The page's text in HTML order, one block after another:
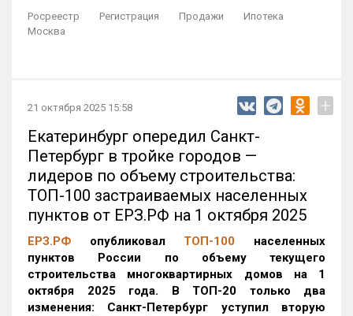
Росреестр Регистрация Продажи
Ипотека
Москва
21 октября 2025 15:58 +
Екатеринбург опередил Санкт-
Петербург в тройке городов —
лидеров по объему строительства:
ТОП-100 застраиваемых населенных
пунктов от ЕРЗ.РФ на 1 октября 2025
ЕРЗ.РФ опубликовал ТОП-100 населенных
пунктов России по объему текущего
строительства многоквартирных домов на 1
октября 2025 года. В ТОП-20 только два
изменения: Санкт-Петербург уступил вторую